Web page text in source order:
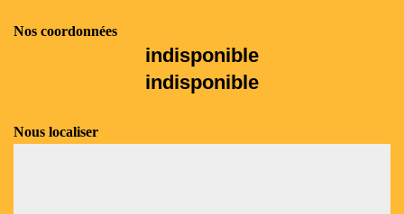
Nos coordonnées
indisponible
indisponible
Nous localiser